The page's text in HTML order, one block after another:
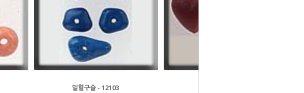
밀힐구슬 - 12103